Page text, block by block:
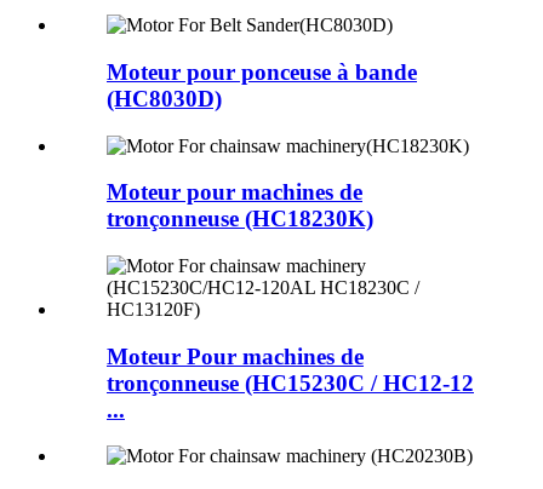
Moteur pour ponceuse à bande
(HC8030D)
Moteur pour machines de
tronçonneuse (HC18230K)
Moteur Pour machines de
tronçonneuse (HC15230C / HC12-12
...